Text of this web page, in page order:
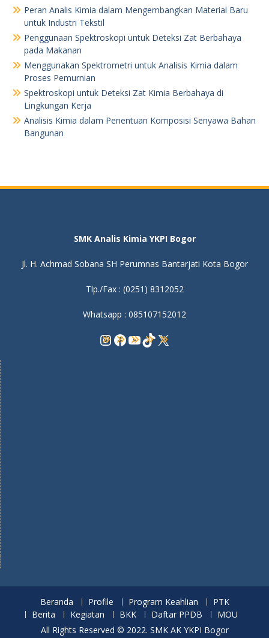
Peran Analis Kimia dalam Mengembangkan Material Baru
untuk Industri Tekstil
Penggunaan Spektroskopi untuk Deteksi Zat Berbahaya
pada Makanan
Menggunakan Spektrometri untuk Analisis Kimia dalam
Proses Pemurnian
Spektroskopi untuk Deteksi Zat Kimia Berbahaya di
Lingkungan Kerja
Analisis Kimia dalam Penentuan Komposisi Senyawa Bahan
Bangunan
SMK Analis Kimia YKPI Bogor
Jl. H. Achmad Sobana SH Perumnas Bantarjati Kota Bogor
Tlp./Fax : (0251) 8312052
Whatsapp : 085107152012
Instagram
Facebook
YouTube
TikTok
X
Beranda Profile Program Keahlian
PTK
Berita
Kegiatan BKK Daftar PPDB
MOU
All Rights Reserved © 2022. SMK AK YKPI Bogor